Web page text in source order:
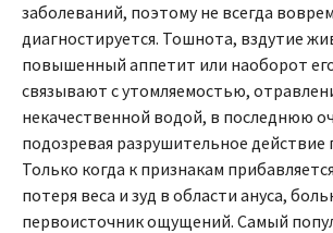
заболеваний, поэтому не всегда
диагностируется. Тошнота, вздутие
повышенный аппетит или наоборот
связывают с утомляемостью,
некачественной водой, в последнюю
подозревая разрушительное действие
Только когда к признакам
потеря веса и зуд в области ануса,
первоисточник ощущений. Самый